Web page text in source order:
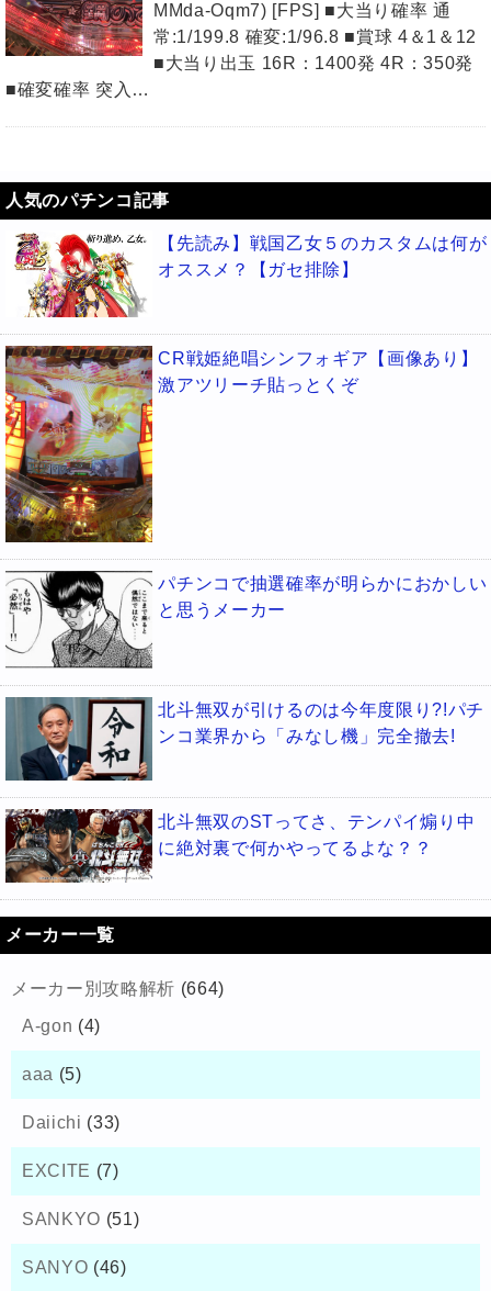
MMda-Oqm7) [FPS] ■大当り確率 通
常:1/199.8 確変:1/96.8 ■賞球 4＆1＆12
■大当り出玉 16R：1400発 4R：350発
■確変確率 突入…
人気のパチンコ記事
【先読み】戦国乙女５のカスタムは何が
オススメ？【ガセ排除】
CR戦姫絶唱シンフォギア【画像あり】
激アツリーチ貼っとくぞ
パチンコで抽選確率が明らかにおかしい
と思うメーカー
北斗無双が引けるのは今年度限り?!パチ
ンコ業界から「みなし機」完全撤去!
北斗無双のSTってさ、テンパイ煽り中
に絶対裏で何かやってるよな？？
メーカー一覧
メーカー別攻略解析 (664)
A-gon (4)
aaa (5)
Daiichi (33)
EXCITE (7)
SANKYO (51)
SANYO (46)